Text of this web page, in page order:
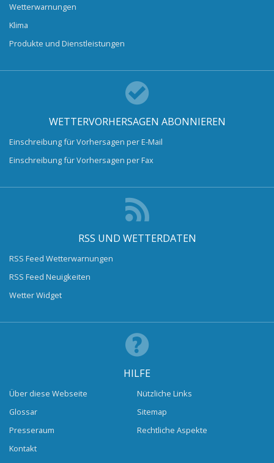
Wetterwarnungen
Klima
Produkte und Dienstleistungen
WETTERVORHERSAGEN ABONNIEREN
Einschreibung für Vorhersagen per E-Mail
Einschreibung für Vorhersagen per Fax
RSS UND WETTERDATEN
RSS Feed Wetterwarnungen
RSS Feed Neuigkeiten
Wetter Widget
HILFE
Über diese Webseite
Glossar
Presseraum
Kontakt
Nützliche Links
Sitemap
Rechtliche Aspekte